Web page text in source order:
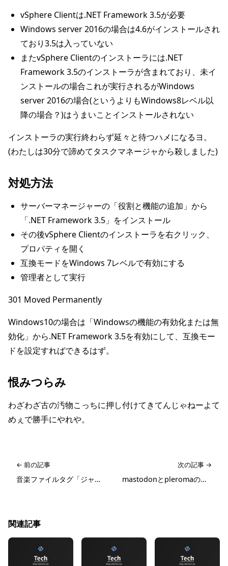
vSphere Clientは.NET Framework 3.5が必要
Windows server 2016の場合は4.6がインストールされ
ており3.5は入っていない
またvSphere Clientのインストーラには.NET
Framework 3.5のインストーラが含まれており、未イ
ンストールの場合これが実行されるがWindows
server 2016の場合(というよりもWindows8レベル以
降の場合？)はうまいことインストールされない
インストーラの実行終わらず延々と待つハメになるヨ。
(わたしは30分で諦めてタスクマネージャから殺しました)
対処方法
サーバーマネージャーの「役割と機能の追加」から
「.NET Framework 3.5」をインストール
その後vSphere Clientのインストーラを右クリック、
プロパティを開く
互換モードをWindows 7レベルで有効にする
管理者として実行
301 Moved Permanently
Windows10の場合は「Windowsの機能の有効化または無
効化」から.NET Framework 3.5を有効にして、互換モー
ドを設定すればできるはず。
恨みつらみ
わざわざ古の汚物こっちに押し付けてきてんじゃねーよて
めぇで勝手にやれや。
← 前の記事
音楽ファイルタグ「ジャンル」をいい感じに設定したい
次の記事 →
mastodonとpleromaのメディアをwasabiからS3に戻した
関連記事